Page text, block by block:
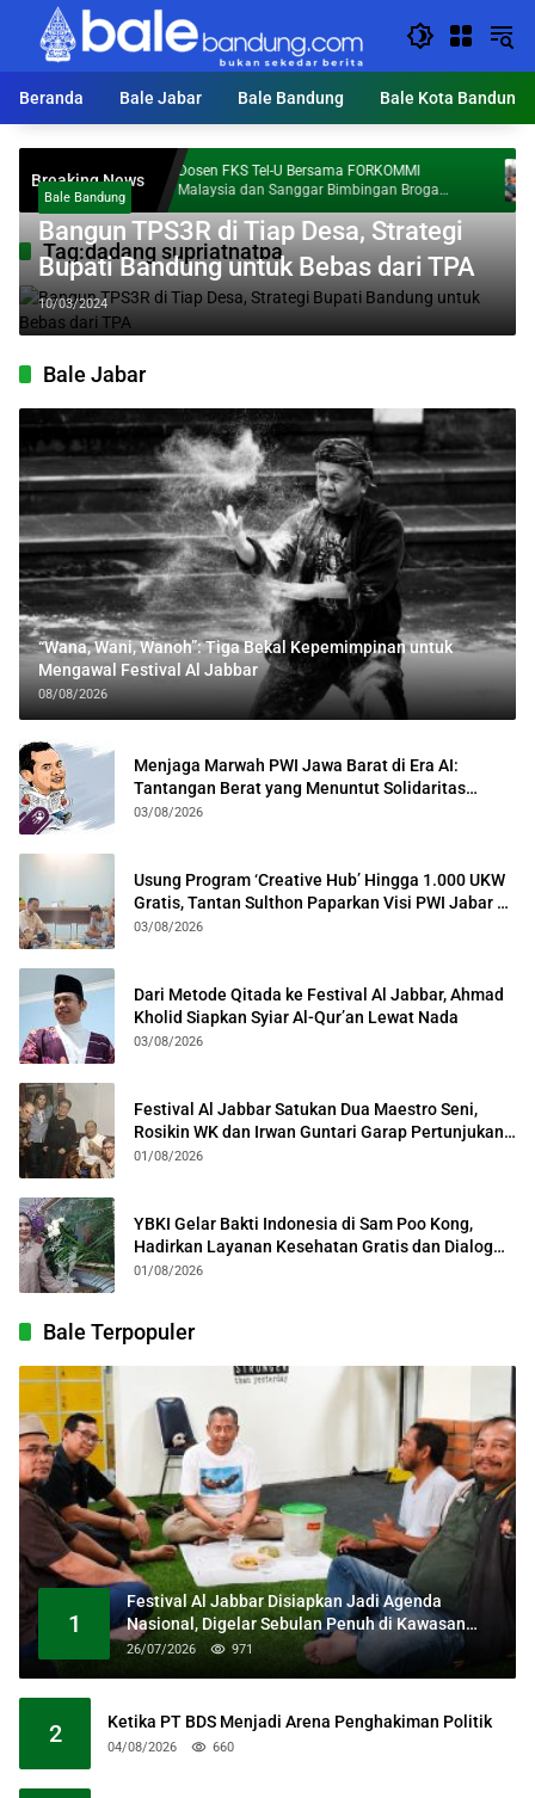
Langsung
konten
Beranda
Bale Jabar Bale Bandung Bale Kota Bandung
Breaking News
Al
Dosen FKS Tel-U Bersama FORKOMMI
Malaysia dan Sanggar Bimbingan Broga
Perkuat Kolaborasi Internasional melalui
Pengabdian kepada Masyarakat
Tag:dadang supriatnatpa
Bale Bandung
Bangun TPS3R di Tiap Desa, Strategi
Bupati Bandung untuk Bebas dari TPA
10/03/2024
Bale Jabar
“Wana, Wani, Wanoh”: Tiga Bekal Kepemimpinan untuk
Mengawal Festival Al Jabbar
08/08/2026
Menjaga Marwah PWI Jawa Barat di Era AI:
Tantangan Berat yang Menuntut Solidaritas
Lintas Generasi
03/08/2026
Usung Program ‘Creative Hub’ Hingga 1.000 UKW
Gratis, Tantan Sulthon Paparkan Visi PWI Jabar di
Kota Bogor
03/08/2026
Dari Metode Qitada ke Festival Al Jabbar, Ahmad
Kholid Siapkan Syiar Al-Qur’an Lewat Nada
03/08/2026
Festival Al Jabbar Satukan Dua Maestro Seni,
Rosikin WK dan Irwan Guntari Garap Pertunjukan
Kolosal
01/08/2026
YBKI Gelar Bakti Indonesia di Sam Poo Kong,
Hadirkan Layanan Kesehatan Gratis dan Dialog
Kebangsaan
01/08/2026
Bale Terpopuler
1
Festival Al Jabbar Disiapkan Jadi Agenda
Nasional, Digelar Sebulan Penuh di Kawasan
Masjid Raya Al Jabbar
26/07/2026 971
2 Ketika PT BDS Menjadi Arena Penghakiman Politik
04/08/2026 660